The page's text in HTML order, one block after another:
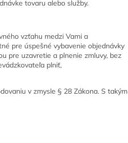
tovaru alebo služby.
vzťahu medzi Vami a
pre úspešné vybavenie objednávky
pre uzavretie a plnenie zmluvy, bez
plniť,
v zmysle § 28 Zákona. S takým